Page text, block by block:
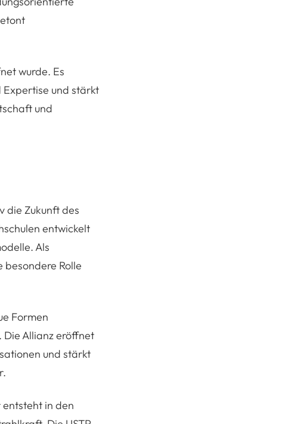
wurde. Es
und stärkt
und
die Zukunft des
entwickelt
Als
Rolle
Formen
Die Allianz eröffnet
und stärkt
in den